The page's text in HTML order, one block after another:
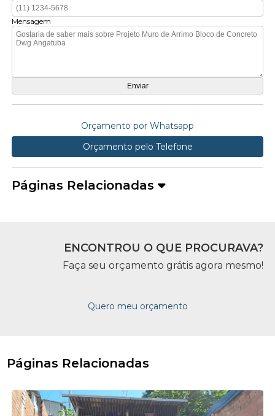
Mensagem
Orçamento por Whatsapp
Orçamento pelo Telefone
Páginas Relacionadas
ENCONTROU O QUE PROCURAVA?
Faça seu orçamento grátis agora mesmo!
Quero meu orçamento
Páginas Relacionadas